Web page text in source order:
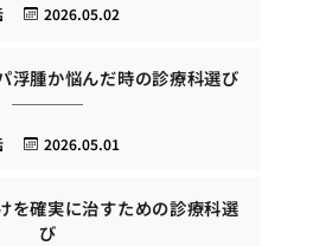
2026.05.02
浮腫か悩んだ時の診療科選び
2026.05.01
を確実に治すための診療科選
び